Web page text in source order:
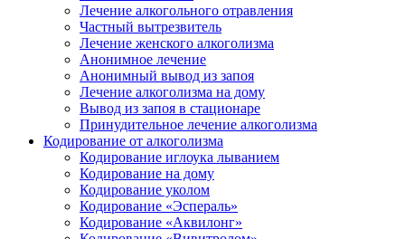
Лечение алкогольного отравления
Частный вытрезвитель
Лечение женского алкоголизма
Анонимное лечение
Анонимный вывод из запоя
Лечение алкоголизма на дому
Вывод из запоя в стационаре
Принудительное лечение алкоголизма
Кодирование от алкоголизма
Кодирование иглоука лыванием
Кодирование на дому
Кодирование уколом
Кодирование «Эспераль»
Кодирование «Аквилонг»